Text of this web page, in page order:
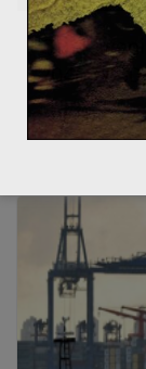
Quel
2040-
30 janvier 2020